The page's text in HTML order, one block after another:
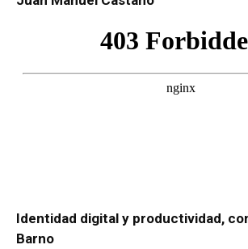
Identidad digital y productividad,
Barno